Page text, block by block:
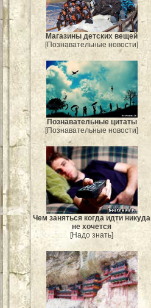
Магазины детских вещей
[Познавательные новости]
Познавательные цитаты
[Познавательные новости]
Чем заняться когда идти никуда
не хочется
[Надо знать]